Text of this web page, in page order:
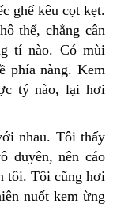
ghế kêu cọt kẹt.
thế, chẳng cân
tí nào. Có mùi
phía nàng. Kem
tý nào, lại hơi
nhau. Tôi thấy
duyên, nên cáo
tôi. Tôi cũng hơi
nuốt kem ừng